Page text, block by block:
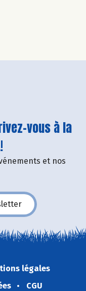
vous à la
et nos
légales
CGU